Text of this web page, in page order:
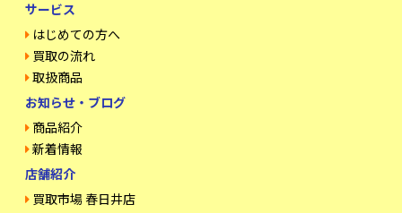
サービス
はじめての方へ
買取の流れ
取扱商品
お知らせ・ブログ
商品紹介
新着情報
店舗紹介
買取市場 春日井店